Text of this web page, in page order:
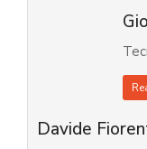
Davide